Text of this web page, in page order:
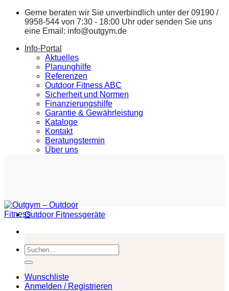
Zum
springen
Gerne beraten wir Sie unverbindlich unter der 09190 /
9958-544 von 7:30 - 18:00 Uhr oder senden Sie uns
eine Email: info@outgym.de
Info-Portal
Aktuelles
Planunghilfe
Referenzen
Outdoor Fitness ABC
Sicherheit und Normen
Finanzierungshilfe
Garantie & Gewährleistung
Kataloge
Kontakt
Beratungstermin
Über uns
Suchen
nach:
Wunschliste
Anmelden / Registrieren
Outdoor Fitnessgeräte